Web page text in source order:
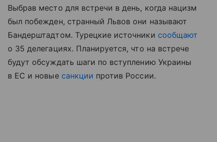
Выбрав место для встречи в день, когда нацизм
был побежден, странный Львов они называют
Бандерштадтом. Турецкие источники сообщают
о 35 делегациях. Планируется, что на встрече
будут обсуждать шаги по вступлению Украины
в ЕС и новые санкции против России.